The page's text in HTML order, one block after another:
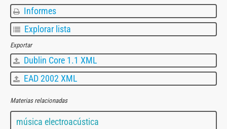
Informes
Explorar lista
Exportar
Dublin Core 1.1 XML
EAD 2002 XML
Materias relacionadas
música electroacústica